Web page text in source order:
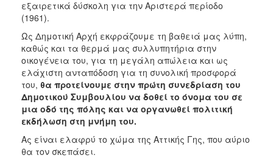
εξαιρετικά δύσκολη για την Αριστερά περίοδο
(1961).
Ως Δημοτική Αρχή εκφράζουμε τη βαθειά μας λύπη,
καθώς και τα θερμά μας συλλυπητήρια στην
οικογένεια του, για τη μεγάλη απώλεια και ως
ελάχιστη ανταπόδοση για τη συνολική προσφορά
του, θα προτείνουμε στην πρώτη συνεδρίαση του
Δημοτικού Συμβουλίου να δοθεί το όνομα του σε
μια οδό της πόλης και να οργανωθεί πολιτική
εκδήλωση στη μνήμη του.
Ας είναι ελαφρύ το χώμα της Αττικής Γης, που αύριο
θα τον σκεπάσει.